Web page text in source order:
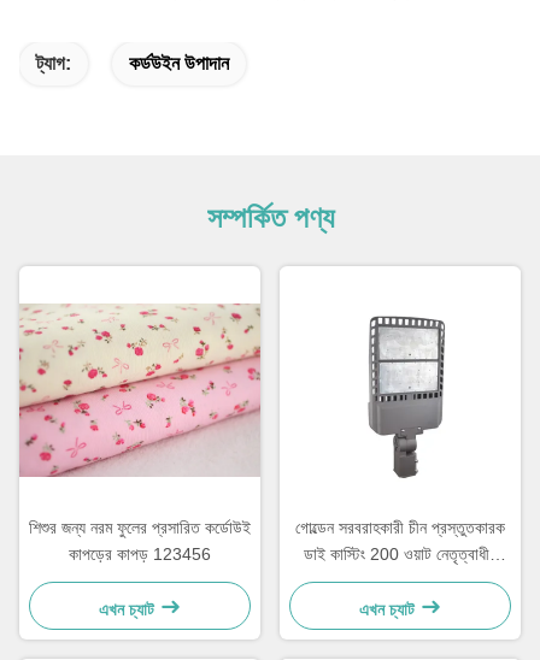
ট্যাগ: কর্ডউইন উপাদান
সম্পর্কিত পণ্য
শিশুর জন্য নরম ফুলের প্রসারিত কর্ডোউই
কাপড়ের কাপড় 123456
এখন চ্যাট
গোল্ডেন সরবরাহকারী চীন প্রস্তুতকারক
ডাই কাস্টিং 200 ওয়াট নেতৃত্বাধীন
রাস্তার আলো হাউজিং এবিসি
এখন চ্যাট